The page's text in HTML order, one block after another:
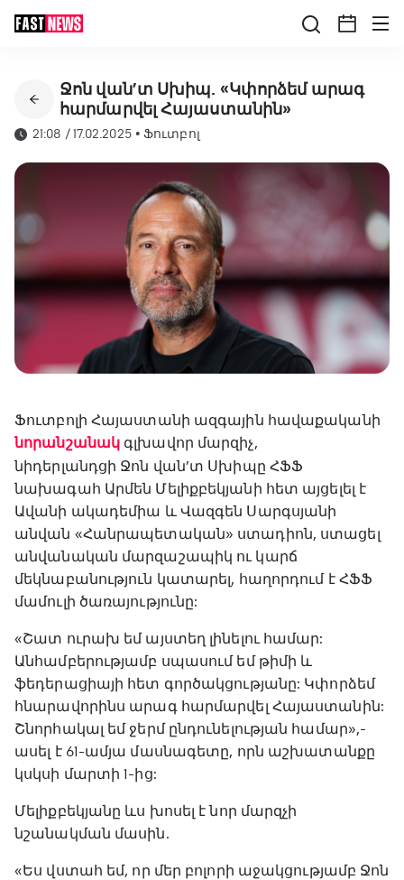
Ջոն վան’տ Սխիպ. «Կփորձեմ արագ
հարմարվել Հայաստանին»
21:08 / 17.02.2025 •Ֆուտբոլ
Ֆուտբոլի Հայաստանի ազգային հավաքականի
նորանշանակ գլխավոր մարզիչ,
նիդերլանդցի Ջոն վան’տ Սխիպը ՀՖՖ
նախագահ Արմեն Մելիքբեկյանի հետ այցելել է
Ավանի ակադեմիա և Վազգեն Սարգսյանի
անվան «Հանրապետական» ստադիոն, ստացել
անվանական մարզաշապիկ ու կարճ
մեկնաբանություն կատարել, հաղորդում է ՀՖՖ
մամուլի ծառայությունը:
«Շատ ուրախ եմ այստեղ լինելու համար:
Անհամբերությամբ սպասում եմ թիմի և
ֆեդերացիայի հետ գործակցությանը: Կփորձեմ
հնարավորինս արագ հարմարվել Հայաստանին:
Շնորհակալ եմ ջերմ ընդունելության համար»,-
ասել է 61-ամյա մասնագետը, որն աշխատանքը
կսկսի մարտի 1-ից:
Մելիքբեկյանը ևս խոսել է նոր մարզչի
նշանակման մասին.
«Ես վստահ եմ, որ մեր բոլորի աջակցությամբ Ջոն